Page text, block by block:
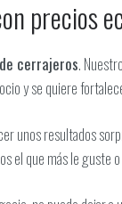
precios
cerrajeros.
y se quiere
unos resultados
el que más le guste